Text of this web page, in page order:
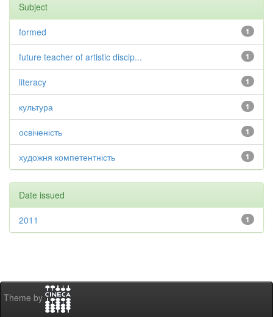
Subject
1
formed
1
future teacher of artistic discip...
1
literacy
1
культура
1
освіченість
1
художня компетентність
Date issued
1
2011
Theme by